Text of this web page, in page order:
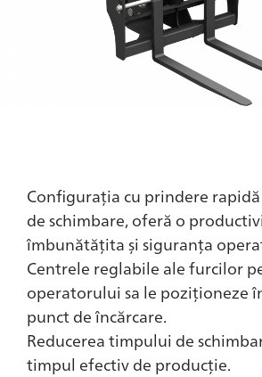
Configurația cu prindere
de schimbare, oferă o
îmbunătățita și siguranța
Centrele reglabile ale furcilor
operatorului sa le poziționeze
punct de încărcare.
Reducerea timpului de
timpul efectiv de producție.